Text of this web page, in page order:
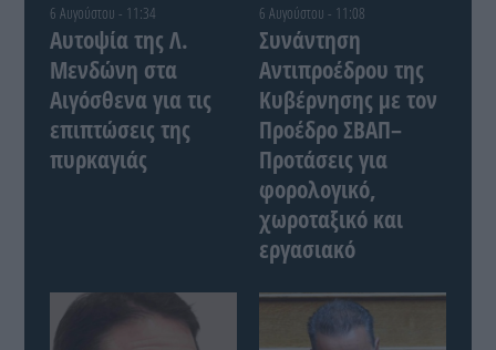
6 Αυγούστου - 11:34
Αυτοψία της Λ.
Μενδώνη στα
Αιγόσθενα για τις
επιπτώσεις της
πυρκαγιάς
6 Αυγούστου - 11:08
Συνάντηση
Αντιπροέδρου της
Κυβέρνησης με τον
Προέδρο ΣΒΑΠ–
Προτάσεις για
φορολογικό,
χωροταξικό και
εργασιακό